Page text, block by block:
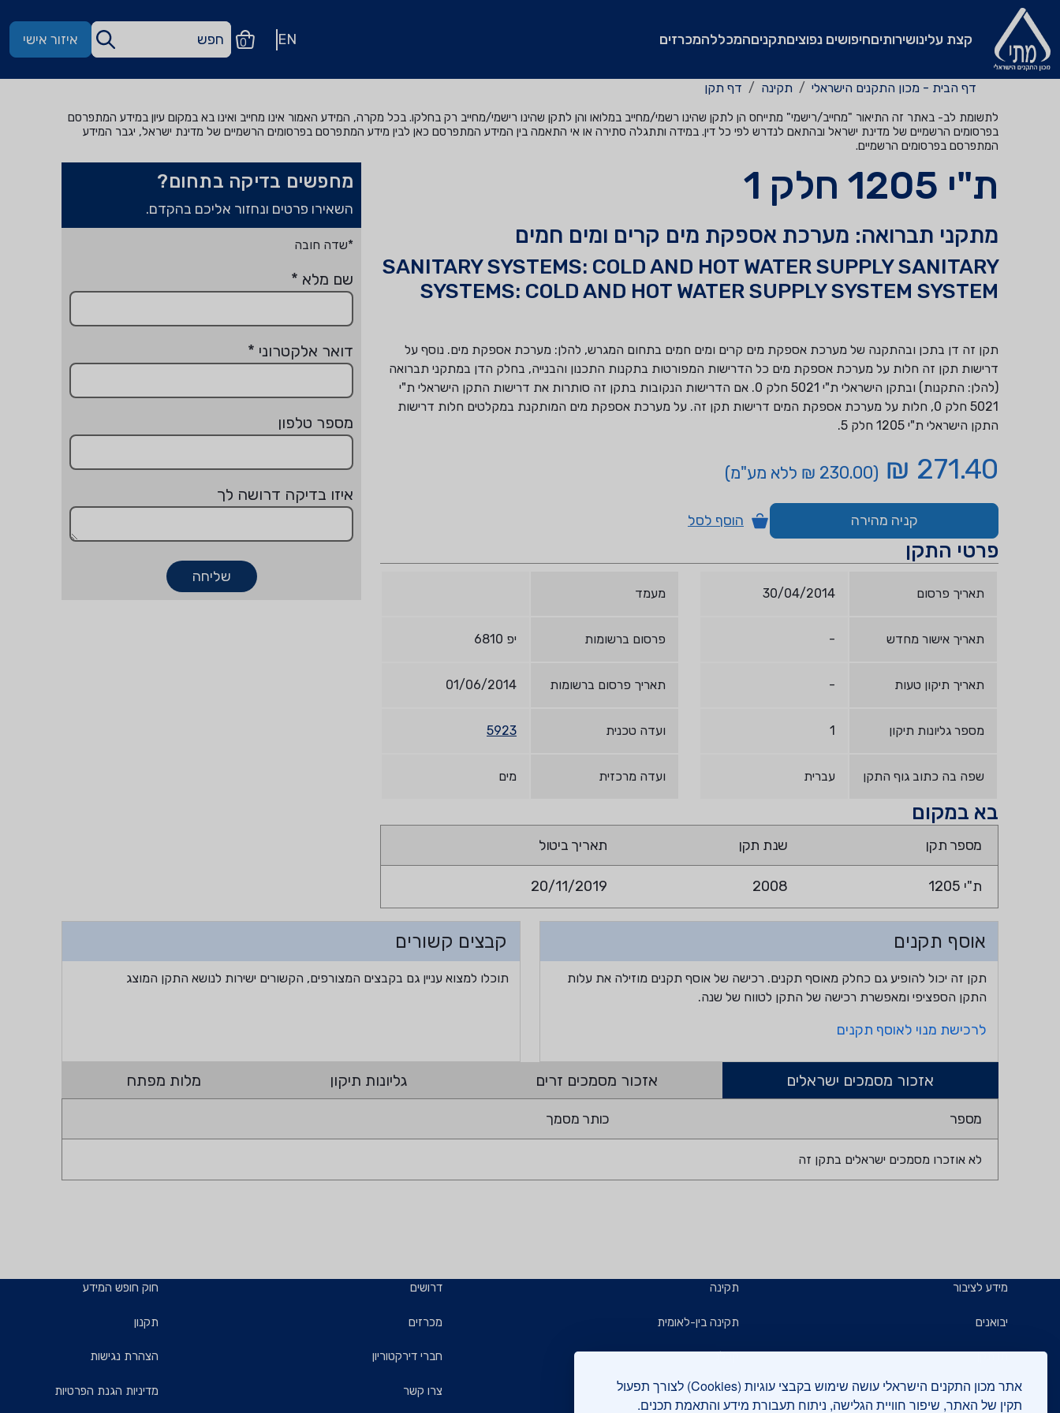
אתר מכון התקנים הישראלי עושה שימוש בקבצי עוגיות (Cookies) לצורך תפעול
תקין של האתר, שיפור חוויית הגלישה, ניתוח תעבורת מידע והתאמת תכנים.
קצת עלינושירותיםחיפושים נפוציםתקניםהמכללהמכרזים EN
0 איזור אישי
דף הבית - מכון התקנים הישראלי תקינה דף תקן
לתשומת לב- באתר זה התיאור "מחייב/רישמי" מתייחס הן לתקן שהינו רשמי/מחייב במלואו והן לתקן שהינו רישמי/מחייב רק בחלקו. בכל מקרה, המידע האמור אינו מחייב ואינו בא במקום עיון במידע המתפרסם
בפרסומים הרשמיים של מדינת ישראל ובהתאם לנדרש לפי כל דין. במידה ותתגלה סתירה או אי התאמה בין המידע המתפרסם כאן לבין מידע המתפרסם בפרסומים הרשמיים של מדינת ישראל, יגבר המידע
המתפרסם בפרסומים הרשמיים.
ת"י 1205 חלק 1
מתקני תברואה: מערכת אספקת מים קרים ומים חמים
SANITARY SYSTEMS: COLD AND HOT WATER SUPPLY SANITARY
SYSTEMS: COLD AND HOT WATER SUPPLY SYSTEM SYSTEM
תקן זה דן בתכן ובהתקנה של מערכת אספקת מים קרים ומים חמים בתחום המגרש, להלן: מערכת אספקת מים. נוסף על
דרישות תקן זה חלות על מערכת אספקת מים כל הדרישות המפורטות בתקנות התכנון והבנייה, בחלק הדן במתקני תברואה
(להלן: התקנות) ובתקן הישראלי ת"י 5021 חלק 0. אם הדרישות הנקובות בתקן זה סותרות את דרישות התקן הישראלי ת"י
5021 חלק 0, חלות על מערכת אספקת המים דרישות תקן זה. על מערכת אספקת מים המותקנת במקלטים חלות דרישות
התקן הישראלי ת"י 1205 חלק 5.
271.40 ₪ (230.00 ₪ ללא מע"מ)
קניה מהירה הוסף לסל
פרטי התקן
תאריך פרסום 30/04/2014
תאריך אישור מחדש -
תאריך תיקון טעות -
מספר גליונות תיקון 1
שפה בה כתוב גוף התקן עברית
מעמד
פרסום ברשומות יפ 6810
תאריך פרסום ברשומות 01/06/2014
ועדה טכנית 5923
ועדה מרכזית מים
בא במקום
מספר תקן שנת תקן תאריך ביטול
ת"י 1205 2008
20/11/2019
מחפשים בדיקה בתחום?
השאירו פרטים ונחזור אליכם בהקדם.
*שדה חובה
שם מלא *
דואר אלקטרוני *
מספר טלפון
איזו בדיקה דרושה לך
שליחה
אוסף תקנים
תקן זה יכול להופיע גם כחלק מאוסף תקנים. רכישה של אוסף תקנים מוזילה את עלות
התקן הספציפי ומאפשרת רכישה של התקן לטווח של שנה.
לרכישת מנוי לאוסף תקנים
קבצים קשורים
תוכלו למצוא עניין גם בקבצים המצורפים, הקשורים ישירות לנושא התקן המוצג
אזכור מסמכים ישראלים אזכור מסמכים זרים גליונות תיקון מלות מפתח
מספר כותר מסמך
לא אוזכרו מסמכים ישראלים בתקן זה
מידע לציבור
יבואנים
תו תקן
תו ירוק
תקינה
תקינה בין-לאומית
קבלנים ויזמים
תעשיינים
דרושים
מכרזים
חברי דירקטוריון
צרו קשר
חוק חופש המידע
תקנון
הצהרת נגישות
מדיניות הגנת הפרטיות